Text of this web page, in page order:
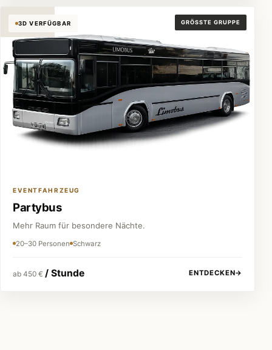
Partybus
3D VERFÜGBAR GRÖSSTE GRUPPE
EVENTFAHRZEUG
Partybus
Mehr Raum für besondere Nächte.
20–30 Personen Schwarz
ab 450 € / Stunde ENTDECKEN→